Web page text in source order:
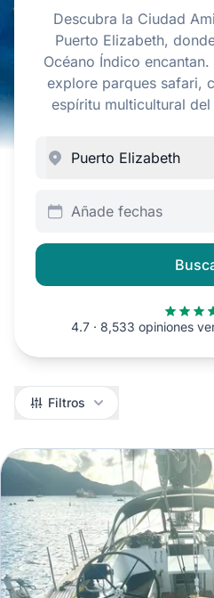
Polski
Descubra la Ciudad
Puerto Elizabeth,
Océano Índico
explore parques safari,
espíritu multicultural
Añade fechas
4.7 · 8,533 opiniones
Filtros Filtros